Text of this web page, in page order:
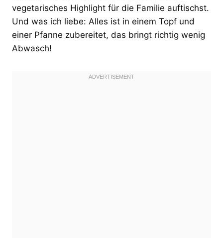
vegetarisches Highlight für die Familie auftischst.
Und was ich liebe: Alles ist in einem Topf und
einer Pfanne zubereitet, das bringt richtig wenig
Abwasch!